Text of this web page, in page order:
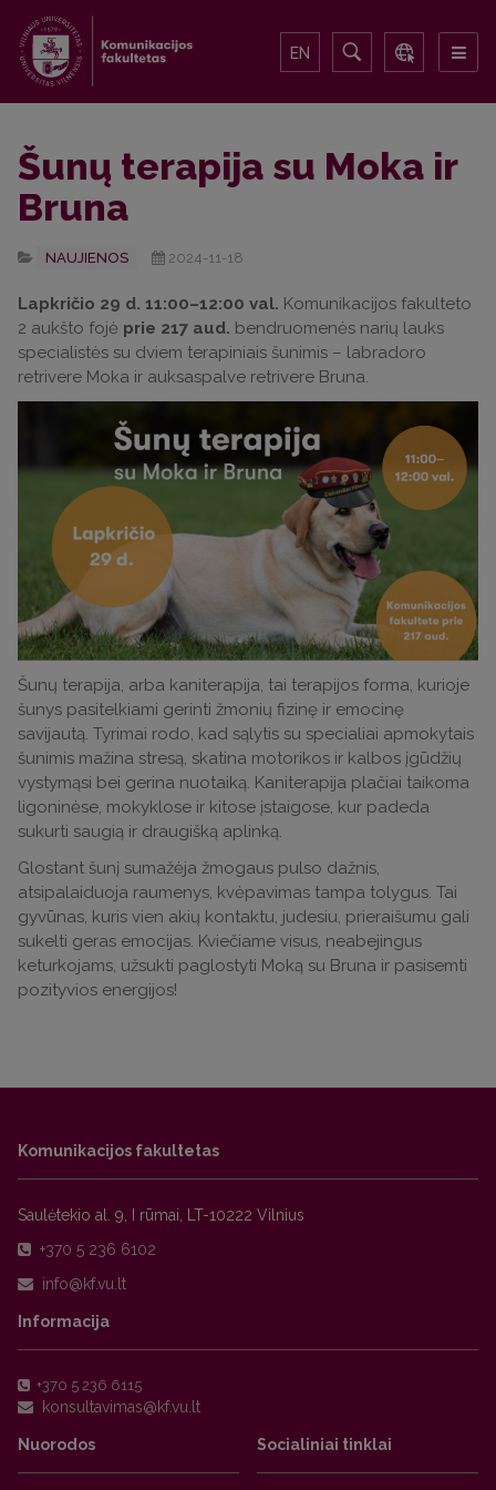
EN
Šunų terapija su Moka ir
Bruna
NAUJIENOS 2024-11-18
Lapkričio 29 d. 11:00–12:00 val. Komunikacijos fakulteto
2 aukšto fojė prie 217 aud. bendruomenės narių lauks
specialistės su dviem terapiniais šunimis – labradoro
retrivere Moka ir auksaspalve retrivere Bruna.
Šunų terapija, arba kaniterapija, tai terapijos forma, kurioje
šunys pasitelkiami gerinti žmonių fizinę ir emocinę
savijautą. Tyrimai rodo, kad sąlytis su specialiai apmokytais
šunimis mažina stresą, skatina motorikos ir kalbos įgūdžių
vystymąsi bei gerina nuotaiką. Kaniterapija plačiai taikoma
ligoninėse, mokyklose ir kitose įstaigose, kur padeda
sukurti saugią ir draugišką aplinką.
Glostant šunį sumažėja žmogaus pulso dažnis,
atsipalaiduoja raumenys, kvėpavimas tampa tolygus. Tai
gyvūnas, kuris vien akių kontaktu, judesiu, prieraišumu gali
sukelti geras emocijas. Kviečiame visus, neabejingus
keturkojams, užsukti paglostyti Moką su Bruna ir pasisemti
pozityvios energijos!
Komunikacijos fakultetas
Saulėtekio al. 9, I rūmai, LT-10222 Vilnius
+370 5 236 6102
Informacija
+370 5 236 6115
Nuorodos Socialiniai tinklai